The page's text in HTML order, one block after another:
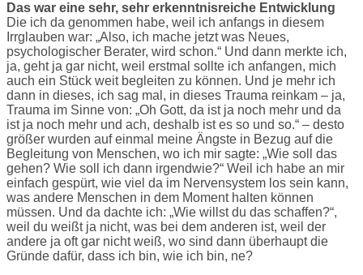
Das war eine sehr, sehr erkenntnisreiche Entwicklung
Die ich da genommen habe, weil ich anfangs in diesem
Irrglauben war: „Also, ich mache jetzt was Neues,
psychologischer Berater, wird schon.“ Und dann merkte ich,
ja, geht ja gar nicht, weil erstmal sollte ich anfangen, mich
auch ein Stück weit begleiten zu können. Und je mehr ich
dann in dieses, ich sag mal, in dieses Trauma reinkam – ja,
Trauma im Sinne von: „Oh Gott, da ist ja noch mehr und da
ist ja noch mehr und ach, deshalb ist es so und so.“ – desto
größer wurden auf einmal meine Ängste in Bezug auf die
Begleitung von Menschen, wo ich mir sagte: „Wie soll das
gehen? Wie soll ich dann irgendwie?“ Weil ich habe an mir
einfach gespürt, wie viel da im Nervensystem los sein kann,
was andere Menschen in dem Moment halten können
müssen. Und da dachte ich: „Wie willst du das schaffen?“,
weil du weißt ja nicht, was bei dem anderen ist, weil der
andere ja oft gar nicht weiß, wo sind dann überhaupt die
Gründe dafür, dass ich bin, wie ich bin, ne?